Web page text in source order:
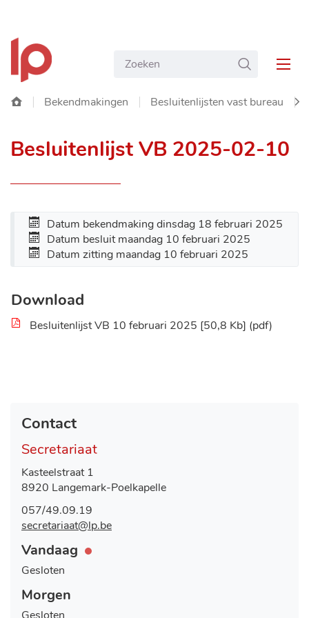
Gemeente
Langemark-
Poelkapelle
Wat
zoekt
ZOEKEN
Startpagina
Bekendmakingen Besluitenlijsten vast bureau
Besluitenlijst VB 2025-02-10
Datum bekendmakingdinsdag 18 februari 2025
Datum besluitmaandag 10 februari 2025
Datum zitting maandag 10 februari 2025
Download
Besluitenlijst VB 10 februari 2025 50,8 Kb pdf
Contact
Secretariaat
Adres
Kasteelstraat 1
,8920 Langemark-Poelkapelle
Tel.
057/49.09.19
E-
secretariaat@lp.be
Openingsuren
Vandaag
Gesloten
Morgen